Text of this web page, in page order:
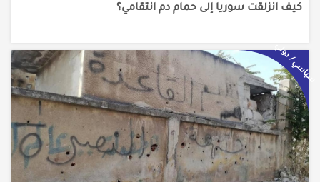
كيف انزلقت سوريا إلى حمام دم انتقامي؟
سياسي / دولي